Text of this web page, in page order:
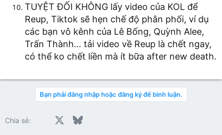
TUYỆT ĐỐI KHÔNG lấy video của KOL để
Reup, Tiktok sẽ hẹn chế độ phân phối, ví dụ
các bạn vô kênh của Lê Bống, Quỳnh Alee,
Trấn Thành… tải video về Reup là chết ngay,
có thể ko chết liền mà ít bữa after new death.
Bạn phải đăng nhập hoặc đăng ký để bình luận.
Chia sẻ: Facebook Bluesky